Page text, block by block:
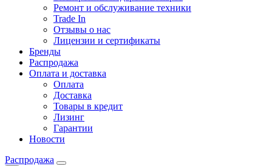
Ремонт и обслуживание техники
Trade In
Отзывы о нас
Лицензии и сертификаты
Бренды
Распродажа
Оплата и доставка
Оплата
Доставка
Товары в кредит
Лизинг
Гарантии
Новости
Распродажа